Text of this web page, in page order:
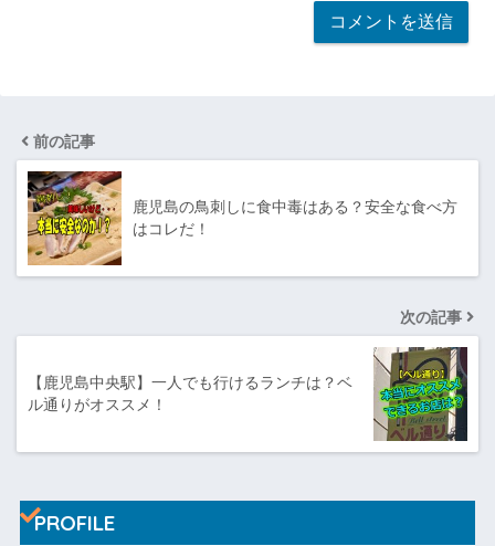
前の記事
鹿児島の鳥刺しに食中毒はある？安全な食べ方
はコレだ！
次の記事
【鹿児島中央駅】一人でも行けるランチは？ベ
ル通りがオススメ！
PROFILE